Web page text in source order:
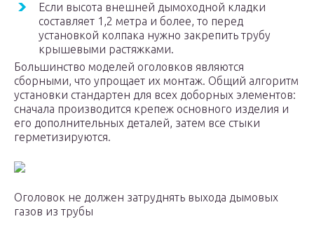
Если высота внешней дымоходной кладки
составляет 1,2 метра и более, то перед
установкой колпака нужно закрепить трубу
крышевыми растяжками.
Большинство моделей оголовков являются
сборными, что упрощает их монтаж. Общий алгоритм
установки стандартен для всех доборных элементов:
сначала производится крепеж основного изделия и
его дополнительных деталей, затем все стыки
герметизируются.
Оголовок не должен затруднять выхода дымовых
газов из трубы